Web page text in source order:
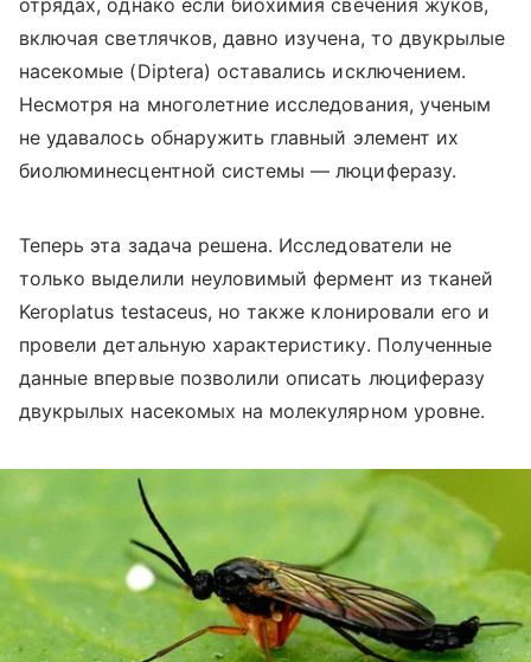
включая светлячков, давно изучена, то двукрылые
насекомые (Diptera) оставались исключением.
Несмотря на многолетние исследования, ученым
не удавалось обнаружить главный элемент их
биолюминесцентной системы — люциферазу.
Теперь эта задача решена. Исследователи не
только выделили неуловимый фермент из тканей
Keroplatus testaceus, но также клонировали его и
провели детальную характеристику. Полученные
данные впервые позволили описать люциферазу
двукрылых насекомых на молекулярном уровне.